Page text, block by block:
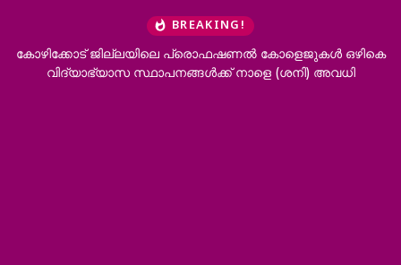
BREAKING!
ഒഴികെ
(ശനി) അവധി
‘ഭർത്താവിന്റെ കുടുംബത്തിനൊപ്പം
വേണം’; വിവാഹമോചനം അനുവദിച്ച്